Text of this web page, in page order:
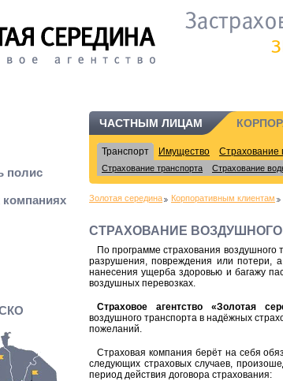
полис
ЧАСТНЫМ ЛИЦАМ
Транспорт Имущество Страхование
Страхование транспорта Страхование
Золотая середина Корпоративным клиентам
СТРАХОВАНИЕ
По программе страхования воздушного
разрушения, повреждения или потери, а
нанесения ущерба здоровью и багажу
воздушных перевозках.
Страховое агентство «Золотая
воздушного транспорта в надёжных
пожеланий.
Страховая компания берёт на себя
следующих страховых случаев,
период действия договора страхования: